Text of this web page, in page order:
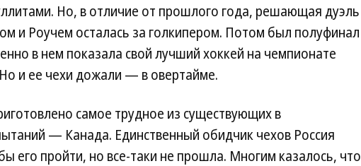
Но, в отличие от прошлого года, решающая дуэль
и Роучем осталась за голкипером. Потом был полуфинал
в нем показала свой лучший хоккей на чемпионате
и ее чехи дожали — в овертайме.
самое трудное из существующих в
— Канада. Единственный обидчик чехов Россия
его пройти, но все-таки не прошла. Многим казалось, что